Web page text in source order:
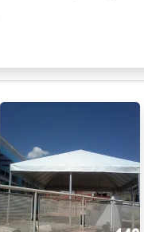
para
elegância
no seu grande dia.
ideal para
versáteis e
sempre